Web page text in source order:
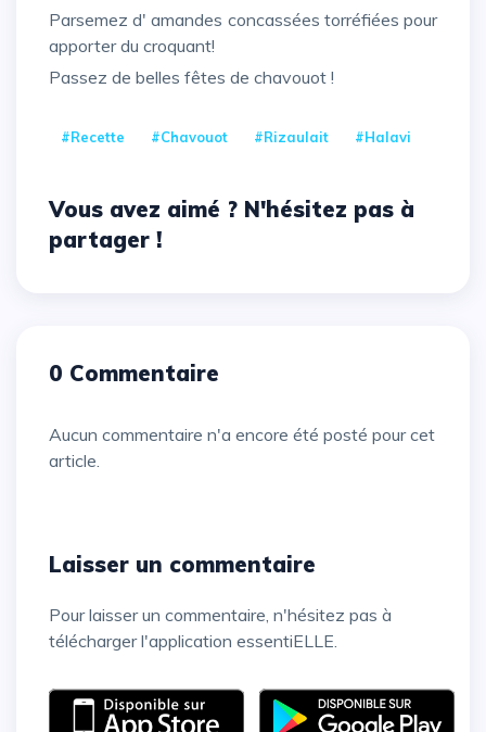
Parsemez d' amandes concassées torréfiées pour
apporter du croquant!
Passez de belles fêtes de chavouot !
#recette #chavouot #rizaulait #Halavi
Vous avez aimé ? N'hésitez pas à
partager !
0 Commentaire
Aucun commentaire n'a encore été posté pour cet
article.
Laisser un commentaire
Pour laisser un commentaire, n'hésitez pas à
télécharger l'application essentiELLE.